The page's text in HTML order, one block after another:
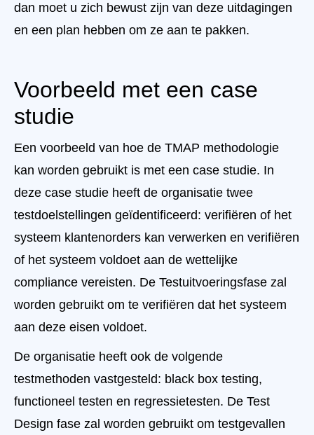
dan moet u zich bewust zijn van deze uitdagingen
en een plan hebben om ze aan te pakken.
Voorbeeld met een case
studie
Een voorbeeld van hoe de TMAP methodologie
kan worden gebruikt is met een case studie. In
deze case studie heeft de organisatie twee
testdoelstellingen geïdentificeerd: verifiëren of het
systeem klantenorders kan verwerken en verifiëren
of het systeem voldoet aan de wettelijke
compliance vereisten. De Testuitvoeringsfase zal
worden gebruikt om te verifiëren dat het systeem
aan deze eisen voldoet.
De organisatie heeft ook de volgende
testmethoden vastgesteld: black box testing,
functioneel testen en regressietesten. De Test
Design fase zal worden gebruikt om testgevallen